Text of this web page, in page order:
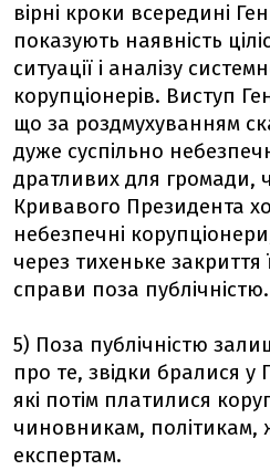
вірні кроки всередині
показують наявність
ситуації і аналізу
корупціонерів. Виступ
що за роздмухуванням
дуже суспільно
дратливих для громади,
Кривавого Президента
небезпечні
через тихеньке закриття
справи поза публічністю.
5) Поза публічністю
про те, звідки бралися у
які потім платилися
чиновникам, політикам,
експертам.